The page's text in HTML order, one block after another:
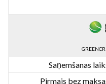
Saņemšanas
Pirmais bez